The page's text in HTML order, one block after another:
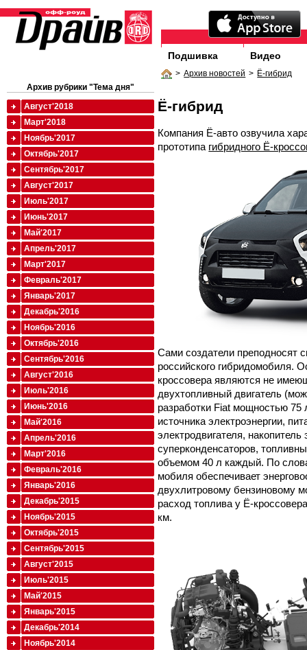
Подшивка Видео
> Архив новостей > Ё-гибрид
Ё-гибрид
Компания Ё-авто озвучила
прототипа гибридного Ё-
Сами создатели преподносят
российского гибридомобиля.
кроссовера являются не
двухтопливный двигатель
разработки Fiat мощностью 75
источника электроэнергии,
электродвигателя,
суперконденсаторов,
объемом 40 л каждый. По
мобиля обеспечивает
двухлитровому бензиновому
расход топлива у Ё-
км.
Архив рубрики "Тема дня"
Август'2018
Март'2018
Ноябрь'2017
Октябрь'2017
Сентябрь'2017
Август'2017
Июль'2017
Июнь'2017
Май'2017
Апрель'2017
Март'2017
Февраль'2017
Январь'2017
Декабрь'2016
Ноябрь'2016
Октябрь'2016
Сентябрь'2016
Август'2016
Июль'2016
Июнь'2016
Май'2016
Апрель'2016
Март'2016
Февраль'2016
Январь'2016
Декабрь'2015
Ноябрь'2015
Октябрь'2015
Сентябрь'2015
Август'2015
Июль'2015
Май'2015
Январь'2015
Декабрь'2014
Ноябрь'2014